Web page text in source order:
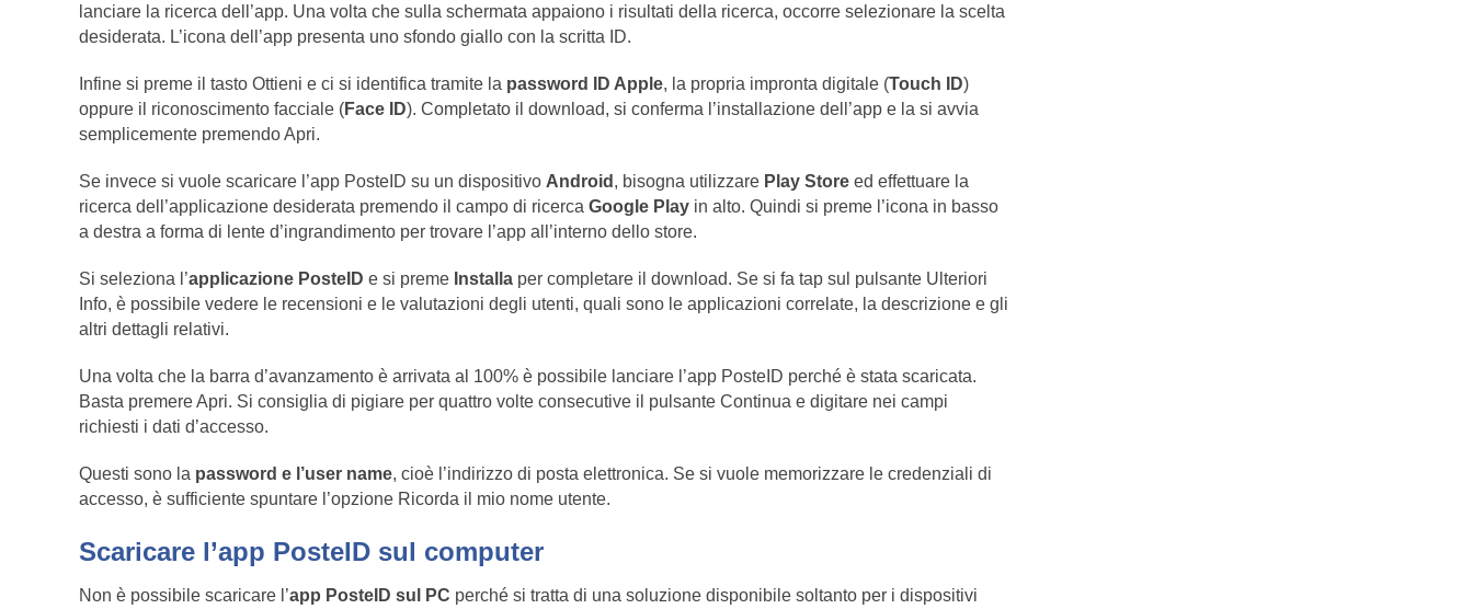
lanciare la ricerca dell’app. Una volta che sulla schermata appaiono i risultati della ricerca, occorre selezionare la scelta
desiderata. L’icona dell’app presenta uno sfondo giallo con la scritta ID.
Infine si preme il tasto Ottieni e ci si identifica tramite la password ID Apple, la propria impronta digitale (Touch ID)
oppure il riconoscimento facciale (Face ID). Completato il download, si conferma l’installazione dell’app e la si avvia
semplicemente premendo Apri.
Se invece si vuole scaricare l’app PosteID su un dispositivo Android , bisogna utilizzare Play Store ed effettuare la
ricerca dell’applicazione desiderata premendo il campo di ricerca Google Play in alto. Quindi si preme l’icona in basso
a destra a forma di lente d’ingrandimento per trovare l’app all’interno dello store.
Si seleziona l’applicazione PosteID e si preme Installa per completare il download. Se si fa tap sul pulsante Ulteriori
Info, è possibile vedere le recensioni e le valutazioni degli utenti, quali sono le applicazioni correlate, la descrizione e gli
altri dettagli relativi.
Una volta che la barra d’avanzamento è arrivata al 100% è possibile lanciare l’app PosteID perché è stata scaricata.
Basta premere Apri. Si consiglia di pigiare per quattro volte consecutive il pulsante Continua e digitare nei campi
richiesti i dati d’accesso.
Questi sono la password e l’user name, cioè l’indirizzo di posta elettronica. Se si vuole memorizzare le credenziali di
accesso, è sufficiente spuntare l’opzione Ricorda il mio nome utente.
Scaricare l’app PosteID sul computer
Non è possibile scaricare l’app PosteID sul PC perché si tratta di una soluzione disponibile soltanto per i dispositivi